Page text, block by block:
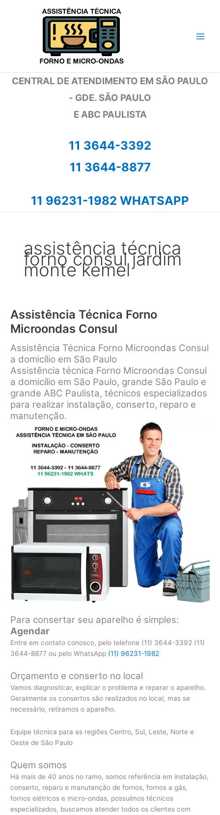
CENTRAL DE ATENDIMENTO EM SÃO PAULO
- GDE. SÃO PAULO
E ABC PAULISTA
11 3644-3392
11 3644-8877
11 96231-1982 WHATSAPP
assistência técnica
forno consul jardim
monte kemel
Assistência Técnica Forno
Microondas Consul
Assistência Técnica Forno Microondas Consul
a domicílio em São Paulo
Assistência técnica Forno Microondas Consul
a domicílio em São Paulo, grande São Paulo e
grande ABC Paulista, técnicos especializados
para realizar instalação, conserto, reparo e
manutenção.
Para consertar seu aparelho é simples:
Agendar
Entre em contato conosco, pelo telefone (11) 3644-3392 (11)
3644-8877 ou pelo WhatsApp (11) 96231-1982
Orçamento e conserto no local
Vamos diagnosticar, explicar o problema e reparar o aparelho.
Geralmente os consertos são realizados no local, mas se
necessário, retiramos o aparelho.
Equipe técnica para as regiões Centro, Sul, Leste, Norte e
Oeste de São Paulo
Quem somos
Há mais de 40 anos no ramo, somos referência em instalação,
conserto, reparo e manutenção de fornos, fornos a gás,
fornos elétricos e micro-ondas, possuímos técnicos
especializados, buscamos atender todos os clientes com